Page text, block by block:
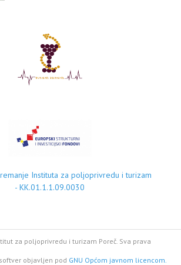
Instituta za poljoprivredu i turizam
- KK.01.1.1.09.0030
za poljoprivredu i turizam Poreč. Sva prava
objavljen pod GNU Općom javnom licencom.